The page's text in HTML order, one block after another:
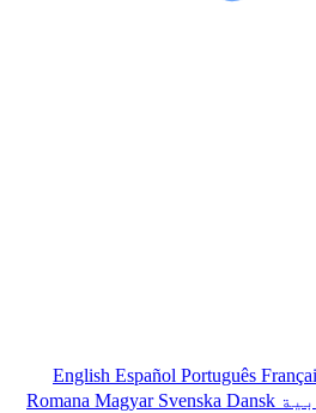
English Español Português
Romana Magyar Svenska Dansk